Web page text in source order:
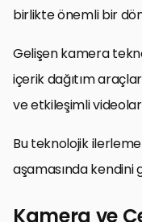
birlikte önemli bir
Gelişen kamera
içerik dağıtım
ve etkileşimli
Bu teknolojik
aşamasında
Kamera ve